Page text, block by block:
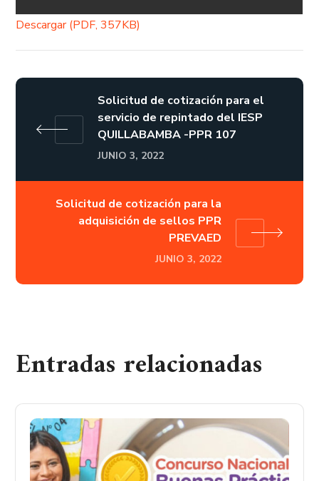
Descargar (PDF, 357KB)
Solicitud de cotización para el
servicio de repintado del IESP
QUILLABAMBA -PPR 107
JUNIO 3, 2022
Solicitud de cotización para la
adquisición de sellos PPR
PREVAED
JUNIO 3, 2022
Entradas relacionadas